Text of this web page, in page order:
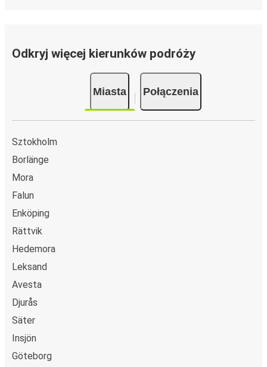
Odkryj więcej kierunków podróży
Miasta Połączenia
Sztokholm
Borlänge
Mora
Falun
Enköping
Rättvik
Hedemora
Leksand
Avesta
Djurås
Säter
Insjön
Göteborg